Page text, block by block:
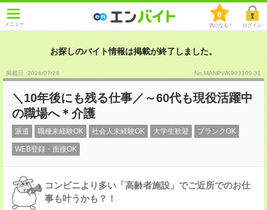
メニュー
0
気になる！ ログイン
お探しのバイト情報は掲載が終了しました。
掲載日 :2026/07/28 No.MANPWK903109-31
＼10年後にも残る仕事／～60代も現役活躍中
の職場へ＊介護
派遣 職種未経験OK 社会人未経験OK 大学生歓迎 ブランクOK
WEB登録・面接OK
コンビニより多い「高齢者施設」でご近所でのお仕
事も叶うかも？！